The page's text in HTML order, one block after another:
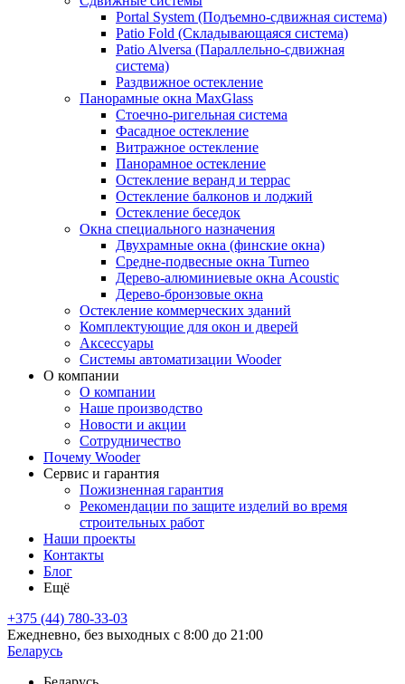
Portal System (Подъемно-сдвижная система)
Patio Fold (Складывающаяся система)
Patio Alversa (Параллельно-сдвижная
система)
Раздвижное остекление
Панорамные окна MaxGlass
Стоечно-ригельная система
Фасадное остекление
Витражное остекление
Панорамное остекление
Остекление веранд и террас
Остекление балконов и лоджий
Остекление беседок
Окна специального назначения
Двухрамные окна (финские окна)
Средне-подвесные окна Turneo
Дерево-алюминиевые окна Acoustic
Дерево-бронзовые окна
Остекление коммерческих зданий
Комплектующие для окон и дверей
Аксессуары
Системы автоматизации Wooder
О компании
О компании
Наше производство
Новости и акции
Сотрудничество
Почему Wooder
Сервис и гарантия
Пожизненная гарантия
Рекомендации по защите изделий во время
строительных работ
Наши проекты
Контакты
Блог
Ещё
+375 (44) 780-33-03
Ежедневно, без выходных с 8:00 до 21:00
Беларусь